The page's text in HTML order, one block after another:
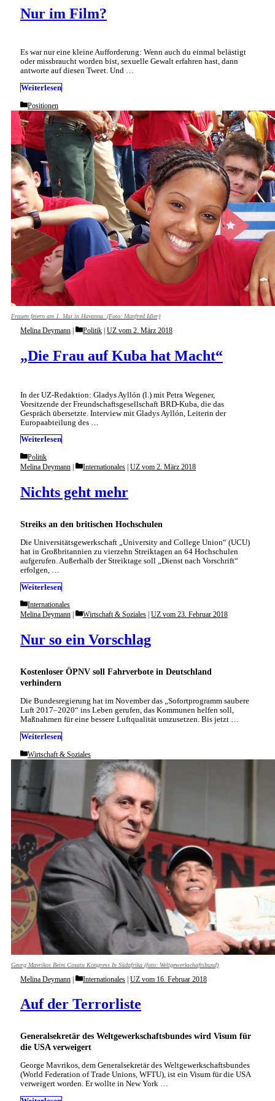
Nur im Film?
Es war nur eine kleine Aufforderung: Wenn auch du einmal belästigt
oder missbraucht worden bist, sexuelle Gewalt erfahren hast, dann
antworte auf diesen Tweet. Und …
Weiterlesen
Categories
Positionen
Frauen feiern am 1. Mai in Havanna. (Foto: Manfred Idler)
„Die Frau auf Kuba hat Macht“
Melina Deymann Categories
Politik UZ vom 2. März 2018
In der UZ-Redaktion: Gladys Ayllón (l.) mit Petra Wegener,
Vorsitzende der Freundschaftsgesellschaft BRD-Kuba, die das
Gespräch übersetzte. Interview mit Gladys Ayllón, Leiterin der
Europaabteilung des …
Weiterlesen
Categories
Politik
Streiks an den britischen Hochschulen
Nichts geht mehr
Melina Deymann Categories
Internationales UZ vom 2. März 2018
Die Universitätsgewerkschaft „University and College Union“ (UCU)
hat in Großbritannien zu vierzehn Streiktagen an 64 Hochschulen
aufgerufen. Außerhalb der Streiktage soll „Dienst nach Vorschrift“
erfolgen, …
Weiterlesen
Categories
Internationales
Kostenloser ÖPNV soll Fahrverbote in Deutschland
verhindern
Nur so ein Vorschlag
Melina Deymann Categories
Wirtschaft & Soziales UZ vom 23. Februar 2018
Die Bundesregierung hat im November das „Sofortprogramm saubere
Luft 2017–2020“ ins Leben gerufen, das Kommunen helfen soll,
Maßnahmen für eine bessere Luftqualität umzusetzen. Bis jetzt …
Weiterlesen
Categories
Wirtschaft & Soziales
Georg Mavrikos Beim Cosatu Kongress In Südafrika (foto: Weltgewerkschaftsbund)
Generalsekretär des Weltgewerkschaftsbundes wird Visum für
die USA verweigert
Auf der Terrorliste
Melina Deymann Categories
Internationales | UZ vom 16. Februar 2018
George Mavrikos, dem Generalsekretär des Weltgewerkschaftsbundes
(World Federation of Trade Unions, WFTU), ist ein Visum für die USA
verweigert worden. Er wollte in New York …